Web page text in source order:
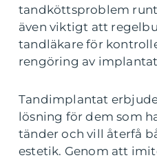
tandköttsproblem
även viktigt att
tandläkare för
rengöring av
Tandimplantat
lösning för dem som
tänder och vill återfå
estetik. Genom att